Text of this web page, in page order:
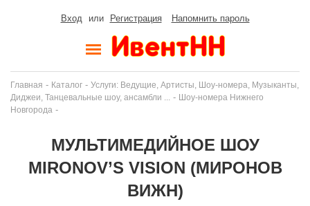
Вход или Регистрация Напомнить пароль
Главная - Каталог - Услуги: Ведущие, Артисты, Шоу-номера, Музыканты,
Диджеи, Танцевальные шоу, ансамбли ...
- Шоу-номера Нижнего
Новгорода -
МУЛЬТИМЕДИЙНОЕ ШОУ
MIRONOV’S VISION (МИРОНОВ
ВИЖН)